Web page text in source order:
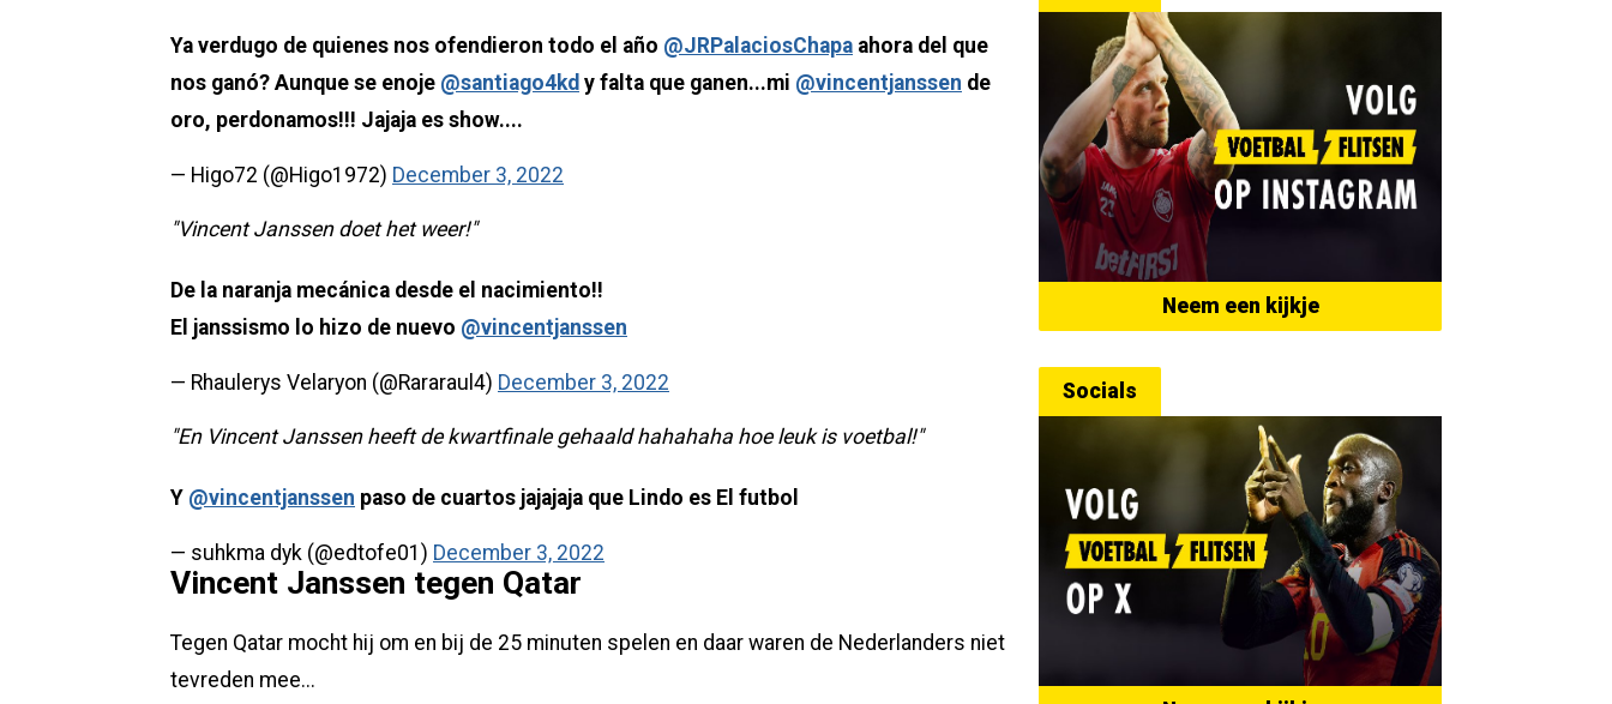
Ya verdugo de quienes nos ofendieron todo el año @JRPalaciosChapa ahora del que
nos ganó? Aunque se enoje @santiago4kd y falta que ganen...mi @vincentjanssen de
oro, perdonamos!!! Jajaja es show....
— Higo72 (@Higo1972) December 3, 2022
"Vincent Janssen doet het weer!"
De la naranja mecánica desde el nacimiento!!
El janssismo lo hizo de nuevo @vincentjanssen
— Rhaulerys Velaryon (@Rararaul4) December 3, 2022
"En Vincent Janssen heeft de kwartfinale gehaald hahahaha hoe leuk is voetbal!"
Y @vincentjanssen paso de cuartos jajajaja que Lindo es El futbol
— suhkma dyk (@edtofe01) December 3, 2022
Vincent Janssen tegen Qatar
Tegen Qatar mocht hij om en bij de 25 minuten spelen en daar waren de Nederlanders niet
tevreden mee...
Neem een kijkje
Socials